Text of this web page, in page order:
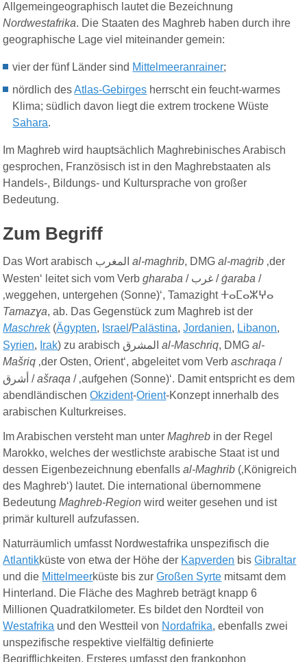
Allgemeingeographisch lautet die Bezeichnung
Nordwestafrika. Die Staaten des Maghreb haben durch ihre
geographische Lage viel miteinander gemein:
vier der fünf Länder sind Mittelmeeranrainer;
nördlich desAtlas-Gebirges herrscht ein feucht-warmes
Klima; südlich davon liegt die extrem trockene Wüste
Sahara.
Im Maghreb wird hauptsächlich Maghrebinisches Arabisch
gesprochen, Französisch ist in den Maghrebstaaten als
Handels-, Bildungs- und Kultursprache von großer
Bedeutung.
Zum Begriff
Das Wort arabisch المغرب al-maghrib, DMGal-maġrib ‚der
Westen‘ leitet sich vom Verbgharaba / غرب /ġaraba /
‚weggehen, untergehen (Sonne)‘, Tamazight ⵜⴰⵎⴰⵣⵖⴰ
Tamazɣa, ab. Das Gegenstück zum Maghreb ist der
Maschrek(Ägypten, Israel/Palästina,Jordanien, Libanon,
Syrien, Irak) zu arabisch المشرق al-Maschriq, DMGal-
Mašriq ‚der Osten, Orient‘, abgeleitet vom Verbaschraqa /
أشرق /ašraqa / ‚aufgehen (Sonne)‘. Damit entspricht es dem
abendländischenOkzident-Orient-Konzept innerhalb des
arabischen Kulturkreises.
Im Arabischen versteht man unterMaghreb in der Regel
Marokko, welches der westlichste arabische Staat ist und
dessen Eigenbezeichnung ebenfallsal-Maghrib (‚Königreich
des Maghreb‘) lautet. Die international übernommene
BedeutungMaghreb-Region wird weiter gesehen und ist
primär kulturell aufzufassen.
Naturräumlich umfasst Nordwestafrika unspezifisch die
Atlantikküste vonetwa der Höhe der Kapverden bisGibraltar
und die Mittelmeerküste bis zurGroßen Syrte mitsamt dem
Hinterland. Die Fläche des Maghreb beträgt knapp 6
Millionen Quadratkilometer. Es bildet den Nordteil von
Westafrika und den Westteil von Nordafrika, ebenfalls zwei
unspezifische respektive vielfältig definierte
Begrifflichkeiten. Ersteres umfasst den frankophon